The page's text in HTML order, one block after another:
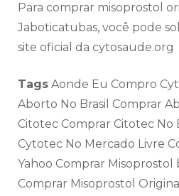
Para comprar misoprostol
Jaboticatubas, você pode
site oficial da cytosaude.org
Tags Aonde Eu Compro
Aborto No Brasil Comprar
Citotec Comprar Citotec No
Cytotec No Mercado Livre
Yahoo Comprar Misoprostol
Comprar Misoprostol